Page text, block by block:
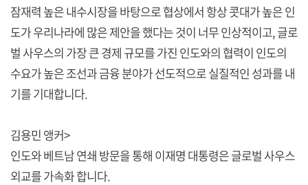
잠재력 높은 내수시장을 바탕으로 협상에서 항상 콧대가 높은 인
도가 우리나라에 많은 제안을 했다는 것이 너무 인상적이고, 글로
벌 사우스의 가장 큰 경제 규모를 가진 인도와의 협력이 인도의
수요가 높은 조선과 금융 분야가 선도적으로 실질적인 성과를 내
기를 기대합니다.
김용민 앵커>
인도와 베트남 연쇄 방문을 통해 이재명 대통령은 글로벌 사우스
외교를 가속화 합니다.